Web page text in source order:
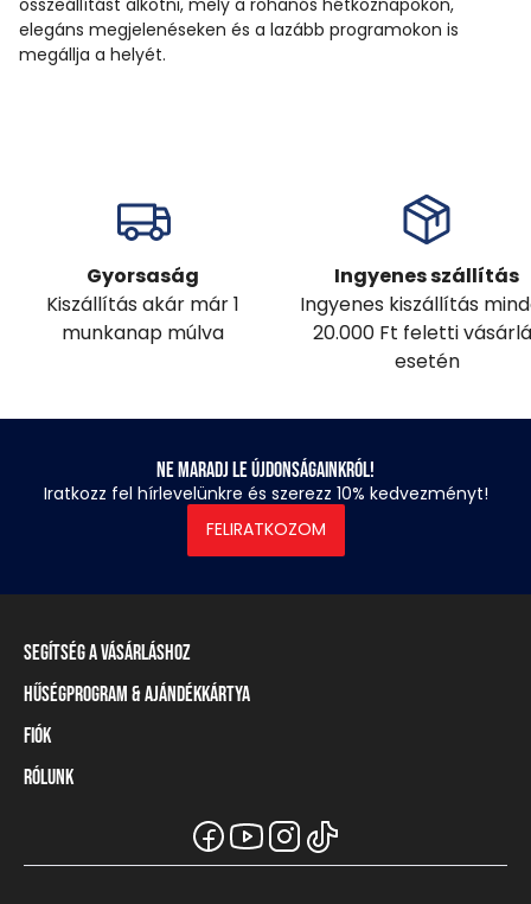
összeállítást alkotni, mely a rohanós hétköznapokon,
elegáns megjelenéseken és a lazább programokon is
megállja a helyét.
Gyorsaság
Kiszállítás akár már 1
munkanap múlva
Ingyenes szállítás
Ingyenes kiszállítás
20.000 Ft feletti
esetén
Ne maradj le újdonságainkról!
Iratkozz fel hírlevelünkre és szerezz 10% kedvezményt!
FELIRATKOZOM
Segítség a vásárláshoz
Szállítási információ
Fizetési módok
Mérettáblázat
Üzleteink és viszonteladók
Gyakori kérdések (GYIK)
Hűségprogram & Ajándékkártya
Törzsvásárlói program
Ajándékkártya
Fiók
Belépés / Regisztráció
Rólunk
A Heavy Tools márka
Viszonteladói információ